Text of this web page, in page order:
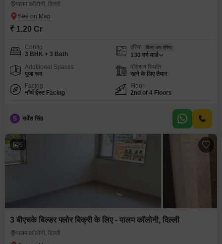
पालम कॉलोनी, दिल्ली
₹ 1.20 Cr
Config
3 BHK + 3 Bath
एरिया बिल्ट-अप एरिया
130 वर्ग यार्ड
Additional Spaces
पूजा रूम
पॉसेशन स्थिति
रहने के लिए तैयार
Facing
नॉर्थ ईस्ट Facing
Floor
2nd of 4 Floors
S सर्वेश सिंह
6
3 बीएचके बिल्डर फ्लोर बिक्री के लिए - पालम कॉलोनी, दिल्ली
पालम कॉलोनी, दिल्ली